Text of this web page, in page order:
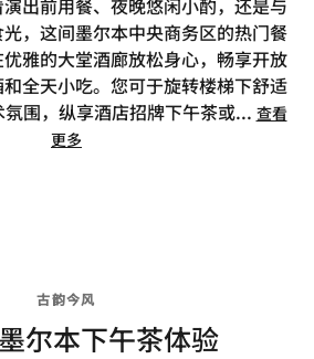
出前用餐、夜晚悠闲小酌，还是与
，这间墨尔本中央商务区的热门餐
雅的大堂酒廊放松身心，畅享开放
全天小吃。您可于旋转楼梯下舒适
围，纵享酒店招牌下午茶或... 查看
更多
古韵今风
尔本下午茶体验